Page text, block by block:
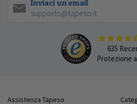
Inviaci un'email
supporto@tapeso.it
635
Protezione
Assistenza Tapeso